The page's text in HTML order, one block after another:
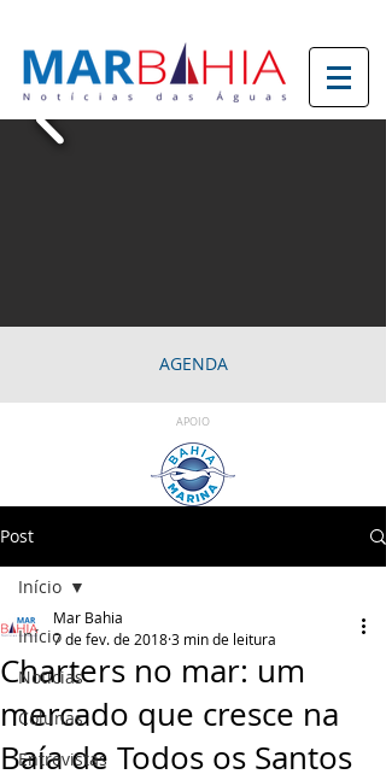
AGENDA
APOIO
Post
Início
Notícias
Colunas
Entrevistas
Início
Charters no mar: um
mercado que cresce na
Baía de Todos os Santos
Mar Bahia
7 de fev. de 20183 min de leitura